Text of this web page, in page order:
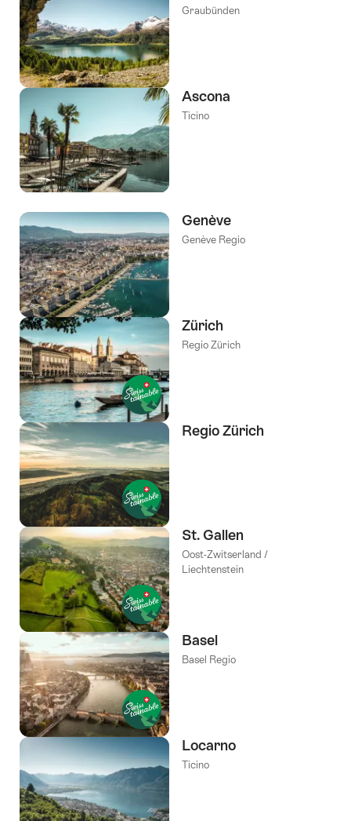
Graubünden
Ascona
Ticino
Genève
Genève Regio
Zürich
Regio Zürich
Regio Zürich
St. Gallen
Oost-Zwitserland /
Liechtenstein
Basel
Basel Regio
Locarno
Ticino